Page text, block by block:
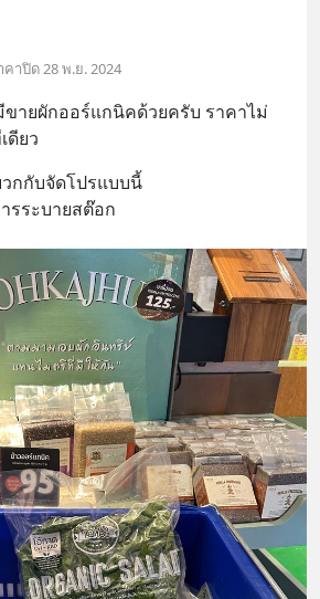
คาปิด 28 พ.ย. 2024
ายผักออร์แกนิคด้วยครับ ราคาไม่
ดียว
กกับจัดโปรแบบนี้
รระบายสต๊อก